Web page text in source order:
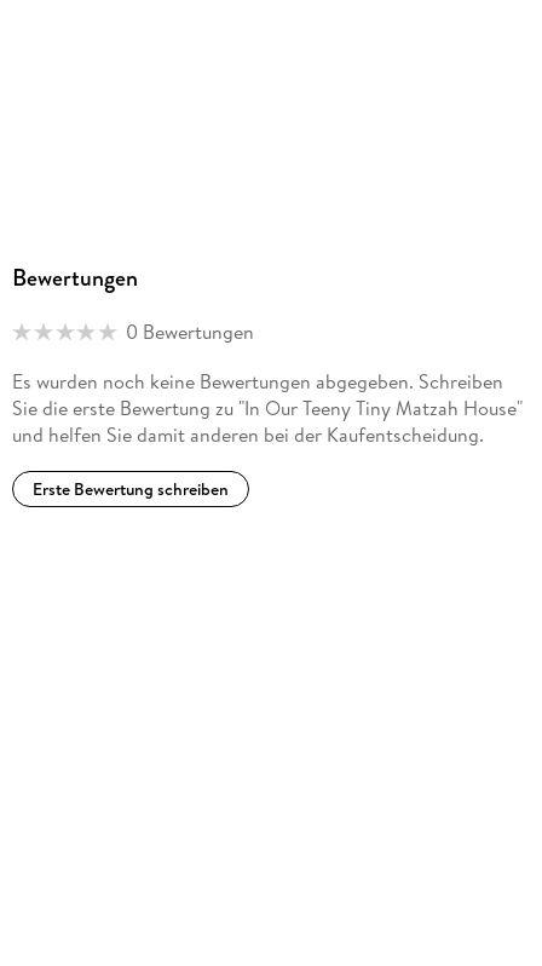
Bewertungen
0 Bewertungen
Es wurden noch keine Bewertungen abgegeben. Schreiben
Sie die erste Bewertung zu "In Our Teeny Tiny Matzah House"
und helfen Sie damit anderen bei der Kaufentscheidung.
Erste Bewertung schreiben